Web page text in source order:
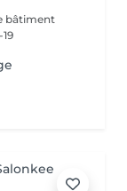
bâtiment